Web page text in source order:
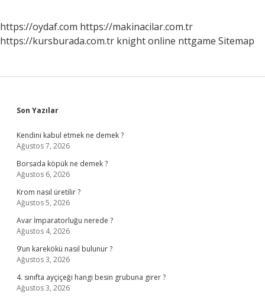
https://oydaf.com https://makinacilar.com.tr
https://kursburada.com.tr knight online nttgame Sitemap
Sidebar
Son Yazılar
Kendini kabul etmek ne demek ?
Ağustos 7, 2026
Borsada köpük ne demek ?
Ağustos 6, 2026
Krom nasıl üretilir ?
Ağustos 5, 2026
Avar İmparatorluğu nerede ?
Ağustos 4, 2026
9’un karekökü nasıl bulunur ?
Ağustos 3, 2026
4. sınıfta ayçiçeği hangi besin grubuna girer ?
Ağustos 3, 2026